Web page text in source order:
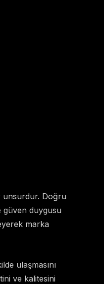
unsurdur. Doğru
güven duygusu
marka
ulaşmasını
ve kalitesini